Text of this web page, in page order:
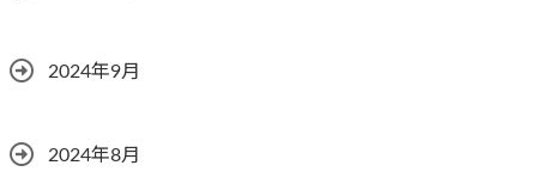
2024年9月
2024年8月